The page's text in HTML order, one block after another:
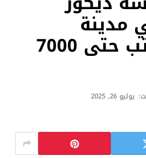
مدينة
الشروق – براتب حتى 7000
يوليو 26, 2025